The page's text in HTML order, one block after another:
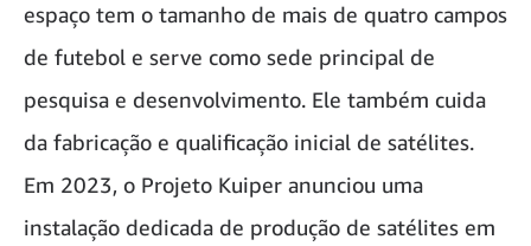
espaço tem o tamanho de mais de quatro campos
de futebol e serve como sede principal de
pesquisa e desenvolvimento. Ele também cuida
da fabricação e qualificação inicial de satélites.
Em 2023, o Projeto Kuiper anunciou uma
instalação dedicada de produção de satélites em